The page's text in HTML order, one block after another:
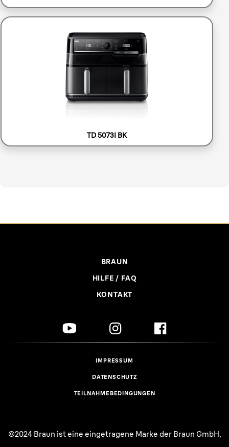
TD 5073I BK
BRAUN
HILFE / FAQ
KONTAKT
IMPRESSUM
DATENSCHUTZ
TEILNAHMEBEDINGUNGEN
©2024 Braun ist eine eingetragene Marke der Braun GmbH,